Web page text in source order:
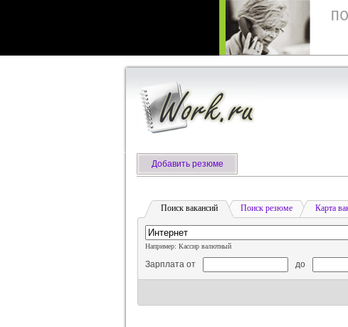
Добавить резюме
Поиск вакансий Поиск резюме Карта
Например: Кассир валютный
Зарплата от до